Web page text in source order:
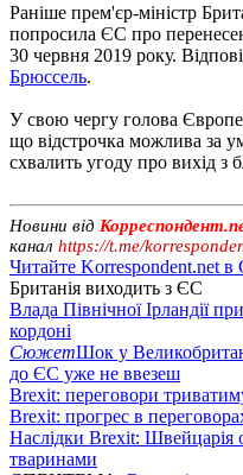
Раніше прем'єр-міністр
попросила ЄС про
30 червня 2019 року.
Брюссель.
У свою чергу голова
що відстрочка можлива за
схвалить угоду про вихід з
Новини від
канал https://t.me/
Читайте Korrespondent.net в
Британія виходить з ЄС
Влада Північної Ірландії
кордоні
СюжетШок у
до ЄС уже не ввезеш
Brexit: переговори
Brexit: прогрес в
Наслідки Brexit: Швейцарія
тваринами